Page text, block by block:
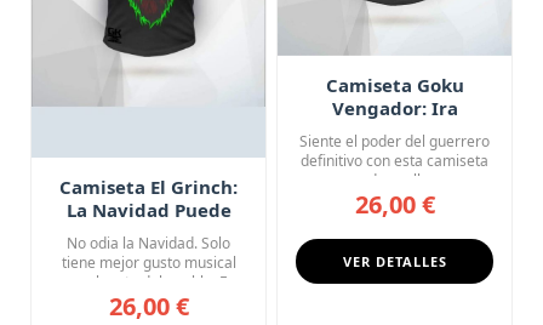
Camiseta El Grinch:
La Navidad Puede
Esperar
No odia la Navidad. Solo
tiene mejor gusto musical
que el resto del pueblo. E...
26,00 €
Camiseta Goku
Vengador: Ira
Desatada
Siente el poder del guerrero
definitivo con esta camiseta
negra de cuello en ...
26,00 €
VER DETALLES